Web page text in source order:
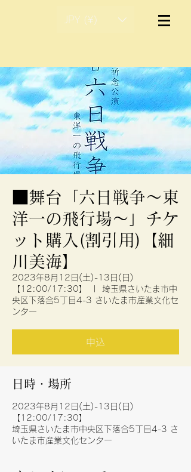
JPY (¥)
■舞台「六日戦争～東
洋一の飛行場〜」チケ
ット購入(割引用)【細
川美海】
2023年8月12日(土)-13日(日)
【12:00/17:30】
埼玉県さいたま市中
央区下落合5丁目4-3 さいたま市産業文化セ
ンター
申込
日時・場所
2023年8月12日(土)-13日(日)
【12:00/17:30】
埼玉県さいたま市中央区下落合5丁目4-3 さ
いたま市産業文化センター